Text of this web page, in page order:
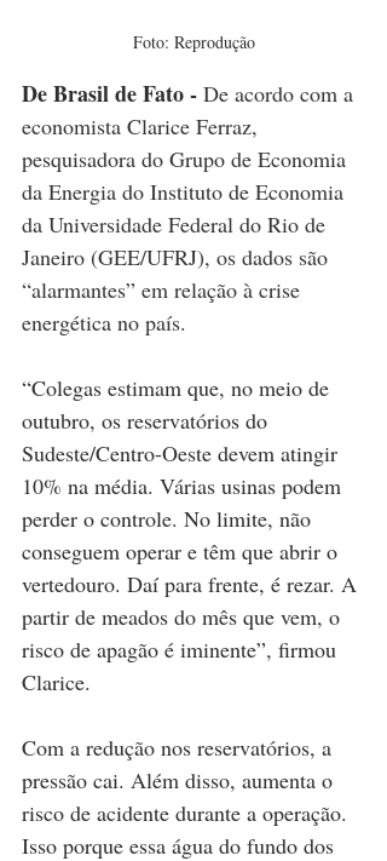
Foto: Reprodução
De Brasil de Fato - De acordo com a
economista Clarice Ferraz,
pesquisadora do Grupo de Economia
da Energia do Instituto de Economia
da Universidade Federal do Rio de
Janeiro (GEE/UFRJ), os dados são
“alarmantes” em relação à crise
energética no país.
“Colegas estimam que, no meio de
outubro, os reservatórios do
Sudeste/Centro-Oeste devem atingir
10% na média. Várias usinas podem
perder o controle. No limite, não
conseguem operar e têm que abrir o
vertedouro. Daí para frente, é rezar. A
partir de meados do mês que vem, o
risco de apagão é iminente”, firmou
Clarice.
Com a redução nos reservatórios, a
pressão cai. Além disso, aumenta o
risco de acidente durante a operação.
Isso porque essa água do fundo dos